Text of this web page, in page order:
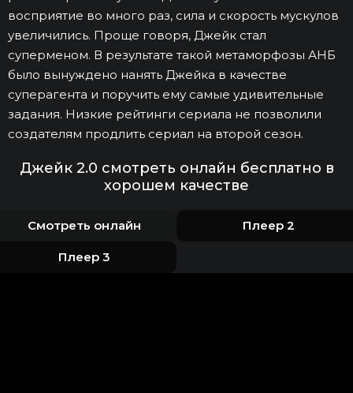
восприятие во много раз, сила и скорость мускулов
увеличились. Проще говоря, Джейк стал
суперменом. В результате такой метаморфозы АНБ
было вынуждено нанять Джейка в качестве
суперагента и поручить ему самые удивительные
задания. Низкие рейтинги сериала не позволили
создателям продлить сериал на второй сезон.
Джейк 2.0 смотреть онлайн бесплатно в
хорошем качестве
Смотреть онлайн Плеер 2
Плеер 3